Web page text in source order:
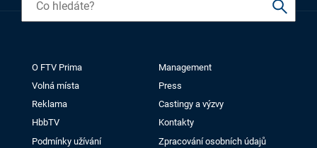
O FTV Prima
Management
Volná místa
Press
Reklama
Castingy a výzvy
HbbTV
Kontakty
Podmínky užívání
Zpracování osobních údajů